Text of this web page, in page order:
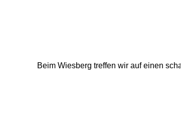
Beim Wiesberg treffen wir auf einen